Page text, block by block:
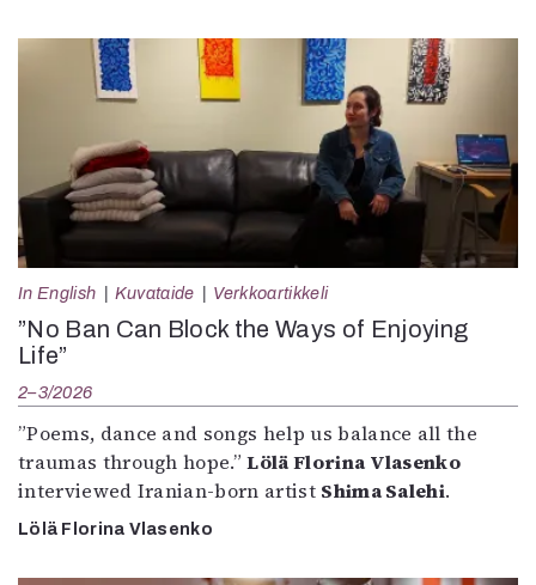
In English Kuvataide Verkkoartikkeli
”No Ban Can Block the Ways of Enjoying
Life”
2–3/2026
”Poems, dance and songs help us balance all the
traumas through hope.”Lölä Florina Vlasenko
interviewed Iranian-born artist Shima Salehi.
Lölä Florina Vlasenko